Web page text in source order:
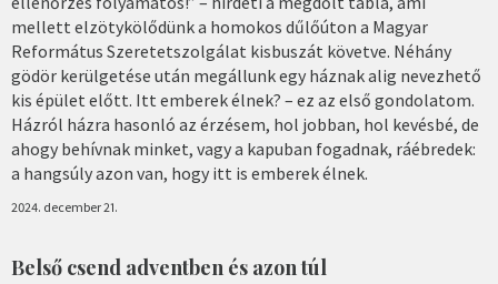
mellett elzötykölődünk a homokos dűlőúton a Magyar
Református Szeretetszolgálat kisbuszát követve. Néhány
gödör kerülgetése után megállunk egy háznak alig nevezhető
kis épület előtt. Itt emberek élnek? – ez az első gondolatom.
Házról házra hasonló az érzésem, hol jobban, hol kevésbé, de
ahogy behívnak minket, vagy a kapuban fogadnak, ráébredek:
a hangsúly azon van, hogy itt is emberek élnek.
2024. december 21.
Belső csend adventben és azon túl